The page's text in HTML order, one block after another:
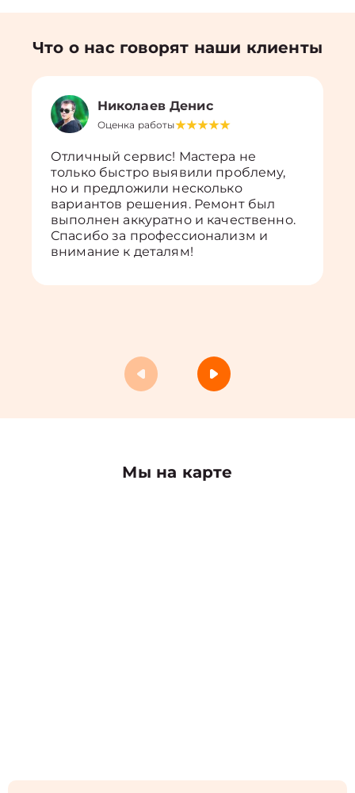
Что о нас говорят наши клиенты
Николаев Денис
Оценка работы
Отличный сервис! Мастера не
только быстро выявили проблему,
но и предложили несколько
вариантов решения. Ремонт был
выполнен аккуратно и качественно.
Спасибо за профессионализм и
внимание к деталям!
Мы на карте